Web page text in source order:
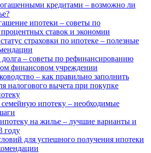
кредитами – возможно ли
ипотеки – советы по
ставок и экономии
страховки по ипотеке – полезные
– советы по рефинансированию
финансовом учреждении
– как правильно заполнить
налогового вычета при покупке
ипотеку – необходимые
на жилье – лучшие варианты и
году
для успешного получения ипотеки